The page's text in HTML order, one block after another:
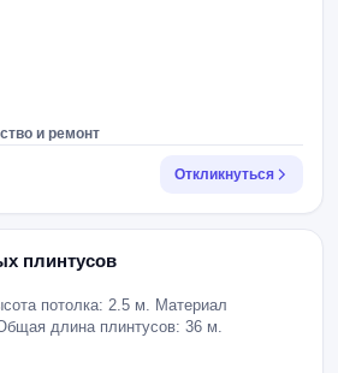
и ремонт
Откликнуться
плинтусов
потолка: 2.5 м. Материал
длина плинтусов: 36 м.